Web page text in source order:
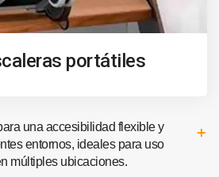
portátiles
una accesibilidad flexible y
entornos, ideales para uso
múltiples ubicaciones.